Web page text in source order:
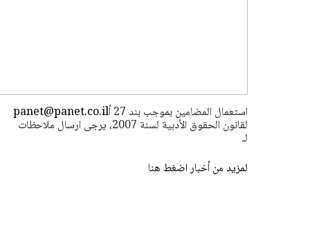
panet@panet.co.ilاستعمال المضامين بموجب بند 27 أ
لقانون الحقوق الأدبية لسنة 2007، يرجى ارسال ملاحظات
لـ
لمزيد من أخبار اضغط هنا